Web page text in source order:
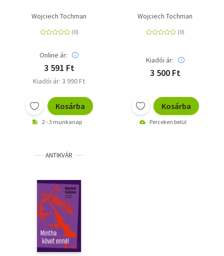
Wojciech Tochman
Online ár:
3 591 Ft
Kiadói ár: 3 990 Ft
Kosárba
2 - 3 munkanap
Wojciech Tochman
Kiadói ár:
3 500 Ft
Kosárba
Perceken belül
ANTIKVÁR